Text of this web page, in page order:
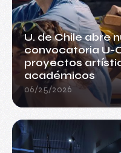
U. de Chile abre
convocatoria U-
proyectos
académicos
06/25/2026